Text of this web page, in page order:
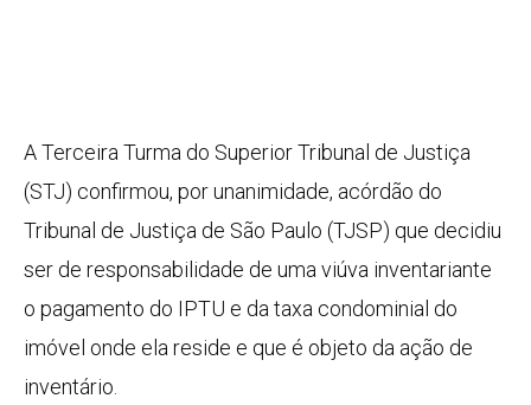
A Terceira Turma do Superior Tribunal de Justiça
(STJ) confirmou, por unanimidade, acórdão do
Tribunal de Justiça de São Paulo (TJSP) que decidiu
ser de responsabilidade de uma viúva inventariante
o pagamento do IPTU e da taxa condominial do
imóvel onde ela reside e que é objeto da ação de
inventário.